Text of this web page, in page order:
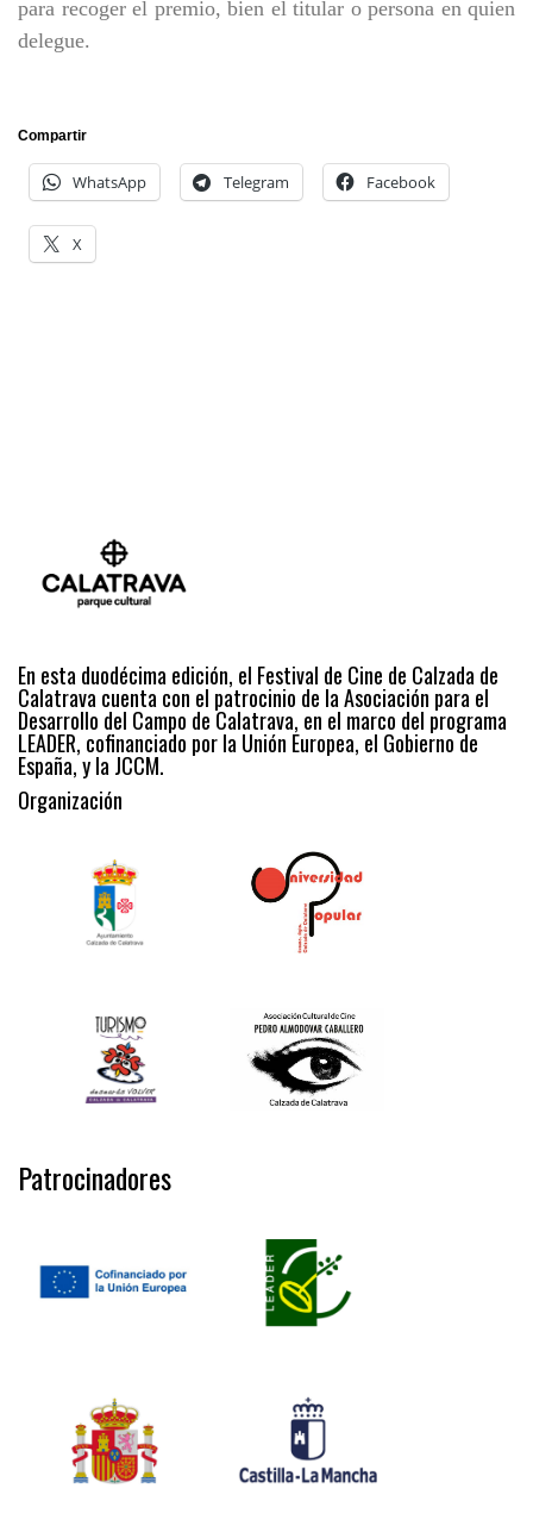
para recoger el premio, bien el titular o persona en quien
delegue.
Compartir
WhatsApp Telegram Facebook
X
En esta duodécima edición, el Festival de Cine de Calzada de
Calatrava cuenta con el patrocinio de la Asociación para el
Desarrollo del Campo de Calatrava, en el marco del programa
LEADER, cofinanciado por la Unión Europea, el Gobierno de
España, y la JCCM.
Organización
Patrocinadores